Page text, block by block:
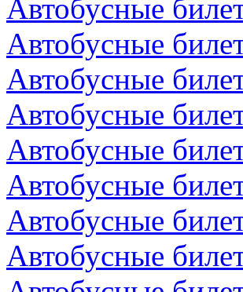
Автобусные
Автобусные
Автобусные
Автобусные
Автобусные
Автобусные
Автобусные
Автобусные